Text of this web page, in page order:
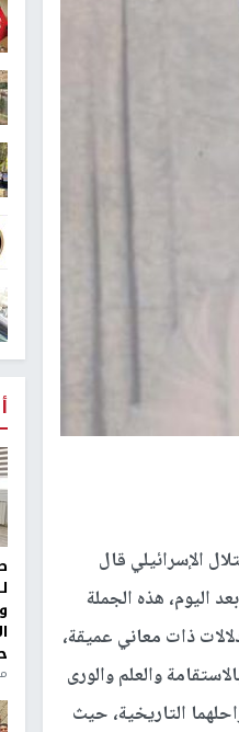
الإسرائيلي قال
اليوم، هذه الجملة
ذات معاني عميقة،
والعلم والورى
التاريخية، حيث